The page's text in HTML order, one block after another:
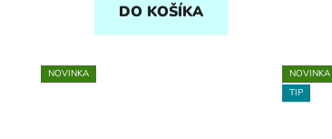
DO KOŠÍKA
NOVINKA
NOVINKA
TIP